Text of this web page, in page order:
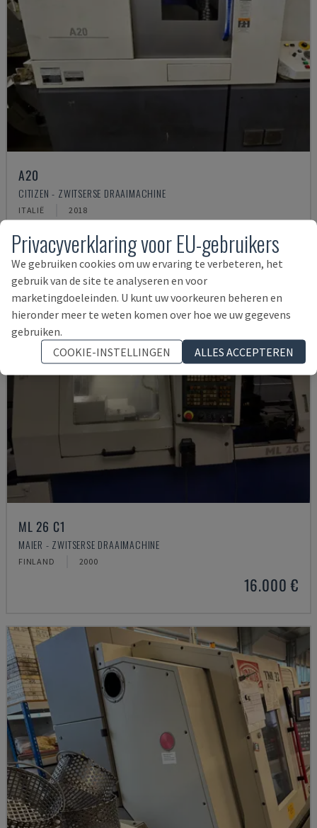
A20
CITIZEN - ZWITSERSE DRAAIMACHINE
ITALIË 2018
67.000 €
ML 26 C1
MAIER - ZWITSERSE DRAAIMACHINE
FINLAND 2000
16.000 €
Privacyverklaring voor EU-gebruikers
We gebruiken cookies om uw ervaring te verbeteren, het
gebruik van de site te analyseren en voor
marketingdoeleinden. U kunt uw voorkeuren beheren en
hieronder meer te weten komen over hoe we uw gegevens
gebruiken.
COOKIE-INSTELLINGEN
ALLES ACCEPTEREN